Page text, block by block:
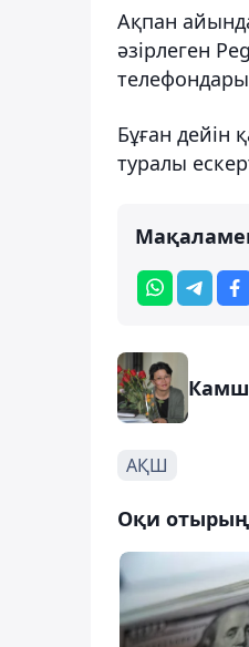
Ақпан
әзірлеген
Бұған дейін
туралы
АҚШ
Оқи